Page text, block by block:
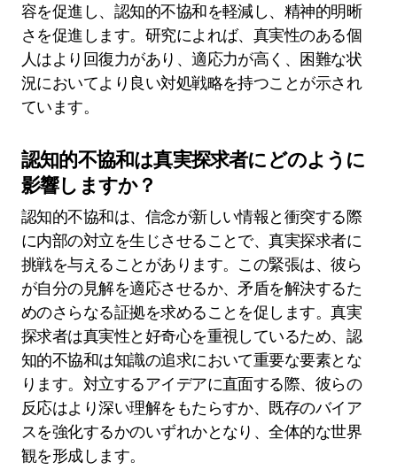
容を促進し、認知的不協和を軽減し、精神的明晰
さを促進します。研究によれば、真実性のある個
人はより回復力があり、適応力が高く、困難な状
況においてより良い対処戦略を持つことが示され
ています。
認知的不協和は真実探求者にどのように
影響しますか？
認知的不協和は、信念が新しい情報と衝突する際
に内部の対立を生じさせることで、真実探求者に
挑戦を与えることがあります。この緊張は、彼ら
が自分の見解を適応させるか、矛盾を解決するた
めのさらなる証拠を求めることを促します。真実
探求者は真実性と好奇心を重視しているため、認
知的不協和は知識の追求において重要な要素とな
ります。対立するアイデアに直面する際、彼らの
反応はより深い理解をもたらすか、既存のバイア
スを強化するかのいずれかとなり、全体的な世界
観を形成します。